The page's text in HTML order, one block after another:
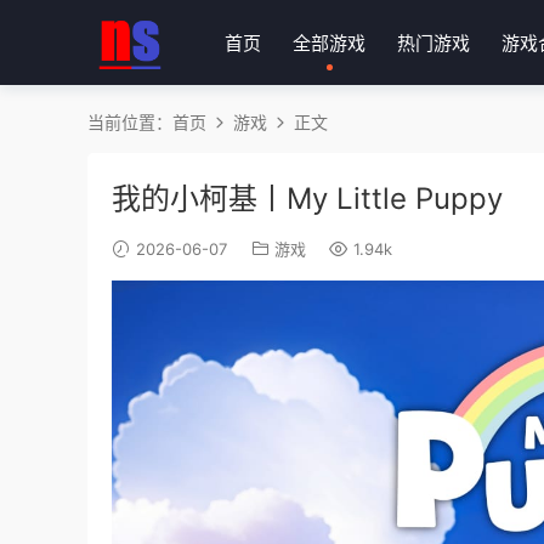
首页 全部游戏 热门游戏 游戏
当前位置： 首页 游戏 正文
我的小柯基丨My Little Puppy
2026-06-07 游戏 1.94k